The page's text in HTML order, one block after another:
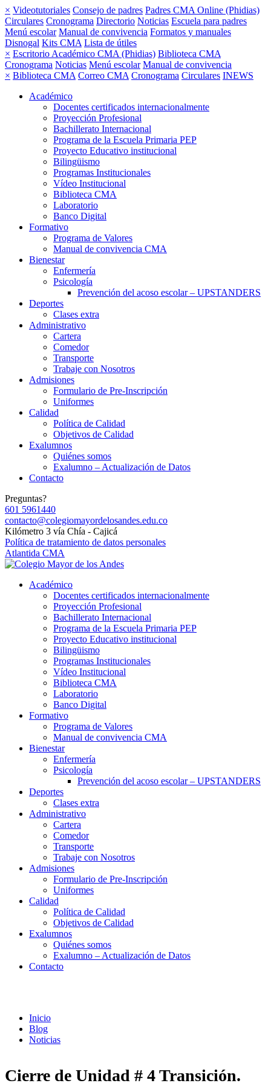
× Videotutoriales Consejo de padres Padres CMA Online (Phidias)
Circulares Cronograma Directorio Noticias Escuela para padres
Menú escolar Manual de convivencia Formatos y manuales
Disnogal Kits CMA Lista de útiles
× Escritorio Académico CMA (Phidias) Biblioteca CMA
Cronograma Noticias Menú escolar Manual de convivencia
× Biblioteca CMA Correo CMA Cronograma Circulares INEWS
Académico
Docentes certificados internacionalmente
Proyección Profesional
Bachillerato Internacional
Programa de la Escuela Primaria PEP
Proyecto Educativo institucional
Bilingüismo
Programas Institucionales
Vídeo Institucional
Biblioteca CMA
Laboratorio
Banco Digital
Formativo
Programa de Valores
Manual de convivencia CMA
Bienestar
Enfermería
Psicología
Prevención del acoso escolar – UPSTANDERS
Deportes
Clases extra
Administrativo
Cartera
Comedor
Transporte
Trabaje con Nosotros
Admisiones
Formulario de Pre-Inscripción
Uniformes
Calidad
Política de Calidad
Objetivos de Calidad
Exalumnos
Quiénes somos
Exalumno – Actualización de Datos
Contacto
Preguntas?
601 5961440
contacto@colegiomayordelosandes.edu.co
Kilómetro 3 vía Chía - Cajicá
Política de tratamiento de datos personales
Atlantida CMA
Académico
Docentes certificados internacionalmente
Proyección Profesional
Bachillerato Internacional
Programa de la Escuela Primaria PEP
Proyecto Educativo institucional
Bilingüismo
Programas Institucionales
Vídeo Institucional
Biblioteca CMA
Laboratorio
Banco Digital
Formativo
Programa de Valores
Manual de convivencia CMA
Bienestar
Enfermería
Psicología
Prevención del acoso escolar – UPSTANDERS
Deportes
Clases extra
Administrativo
Cartera
Comedor
Transporte
Trabaje con Nosotros
Admisiones
Formulario de Pre-Inscripción
Uniformes
Calidad
Política de Calidad
Objetivos de Calidad
Exalumnos
Quiénes somos
Exalumno – Actualización de Datos
Contacto
Inicio
Blog
Noticias
Cierre de Unidad # 4 Transición.